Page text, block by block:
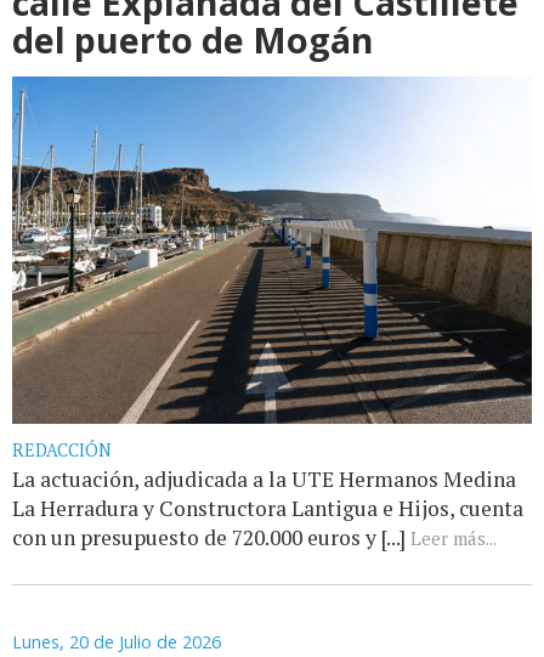
del puerto de Mogán
REDACCIÓN
La actuación, adjudicada a la UTE Hermanos Medina
La Herradura y Constructora Lantigua e Hijos, cuenta
con un presupuesto de 720.000 euros y [...] Leer más...
Lunes, 20 de Julio de 2026